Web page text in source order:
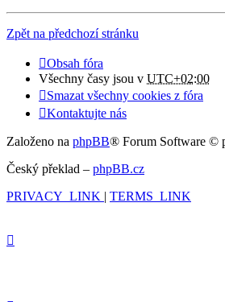
Zpět na předchozí stránku
Obsah fóra
Všechny časy jsou v UTC+02:00
Smazat všechny cookies z fóra
Kontaktujte nás
Založeno na phpBB® Forum Software ©
Český překlad – phpBB.cz
PRIVACY_LINK | TERMS_LINK